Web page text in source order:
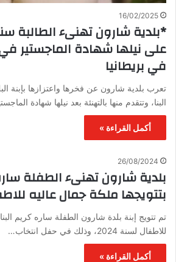
16/02/2025
*بلدية شارون تهنىء الطالبة
على نيلها شهادة الماجستير
في بريطانيا
تعرب بلدية شارون عن فخرها واعتزازها بإبنة
البنا، وتتقدم منها بالتهنئة بعد نيلها شهادة
أكمل القراءة »
26/08/2024
بلدية شارون تهنىء الطفلة
بتتويجها ملكة جمال عاليه
تم تتويج إبنة بلدة شارون الطفلة ساره كريم
للاطفال لسنة 2024، وذلك في حفل انتخاب…
أكمل القراءة »